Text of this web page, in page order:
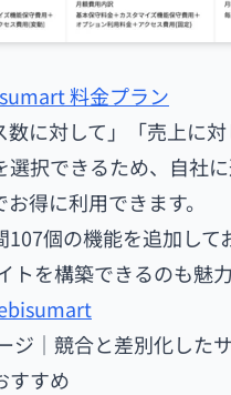
料金プラン
数に対して」「売上に
選択できるため、自社
得に利用できます。
107個の機能を追加して
トを構築できるのも魅
ジ｜競合と差別化した
すすめ